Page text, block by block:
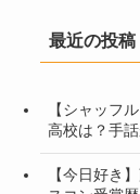
最近の投稿
【シャッフ
高校は？手
【今日好き